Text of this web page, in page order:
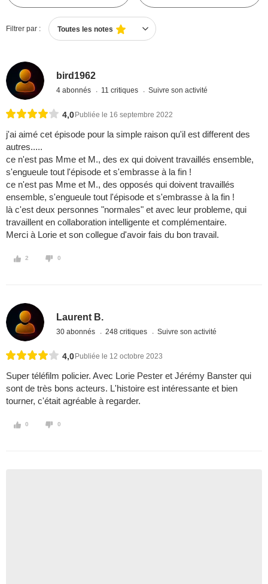
Filtrer par : Toutes les notes
bird1962
4 abonnés 11 critiques Suivre son activité
4,0 Publiée le 16 septembre 2022
j'ai aimé cet épisode pour la simple raison qu'il est different des
autres.....
ce n'est pas Mme et M., des ex qui doivent travaillés ensemble,
s'engueule tout l'épisode et s'embrasse à la fin !
ce n'est pas Mme et M., des opposés qui doivent travaillés
ensemble, s'engueule tout l'épisode et s'embrasse à la fin !
là c'est deux personnes "normales" et avec leur probleme, qui
travaillent en collaboration intelligente et complémentaire.
Merci à Lorie et son collegue d'avoir fais du bon travail.
2 0
Laurent B.
30 abonnés 248 critiques Suivre son activité
4,0 Publiée le 12 octobre 2023
Super téléfilm policier. Avec Lorie Pester et Jérémy Banster qui
sont de très bons acteurs. L'histoire est intéressante et bien
tourner, c'était agréable à regarder.
0 0